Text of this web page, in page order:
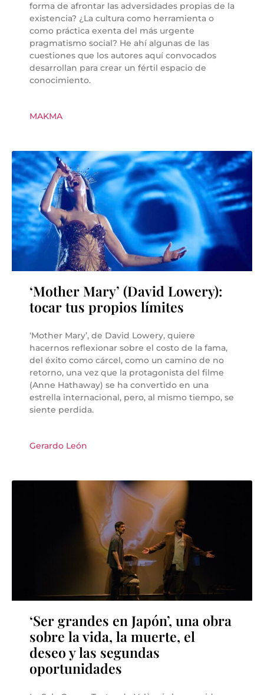
forma de afrontar las adversidades propias de la
existencia? ¿La cultura como herramienta o
como práctica exenta del más urgente
pragmatismo social? He ahí algunas de las
cuestiones que los autores aquí convocados
desarrollan para crear un fértil espacio de
conocimiento.
MAKMA
‘Mother Mary’ (David Lowery):
tocar tus propios límites
‘Mother Mary’, de David Lowery, quiere
hacernos reflexionar sobre el costo de la fama,
del éxito como cárcel, como un camino de no
retorno, una vez que la protagonista del filme
(Anne Hathaway) se ha convertido en una
estrella internacional, pero, al mismo tiempo, se
siente perdida.
Gerardo León
‘Ser grandes en Japón’, una obra
sobre la vida, la muerte, el
deseo y las segundas
oportunidades